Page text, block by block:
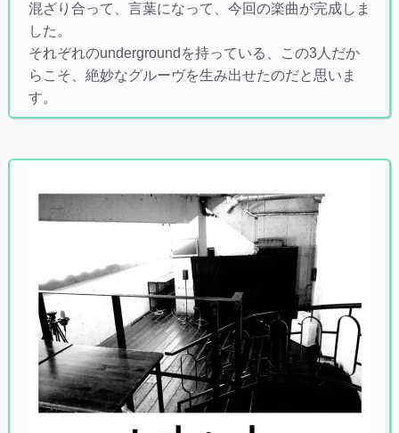
混ざり合って、言葉になって、今回の楽曲が完成しま
した。
それぞれのundergroundを持っている、この3人だか
らこそ、絶妙なグルーヴを生み出せたのだと思いま
す。